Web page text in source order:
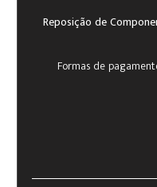
Reposição de
Formas de